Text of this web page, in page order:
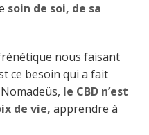
soin de soi, de sa
nous faisant
ce besoin qui a fait
le CBD n’est
de vie, apprendre à